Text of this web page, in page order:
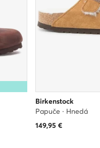
Birkenstock
Papuče · Hnedá
149,95 €